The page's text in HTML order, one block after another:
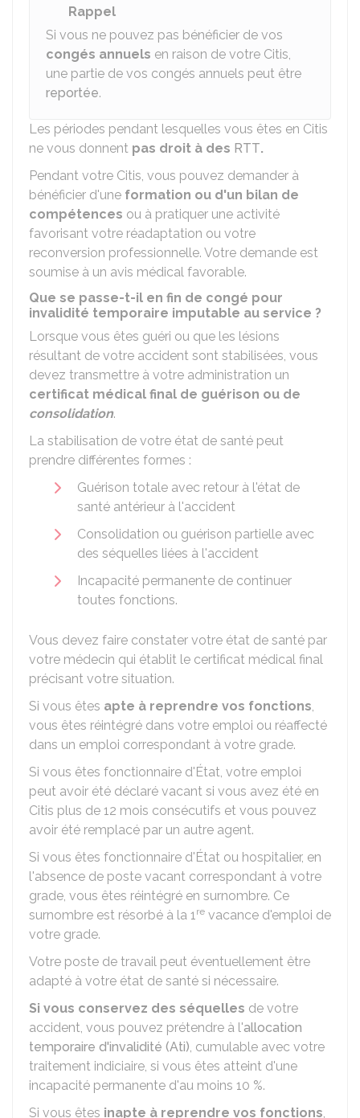
Rappel
Si vous ne pouvez pas bénéficier de vos
congés annuels en raison de votre Citis,
une partie de vos congés annuels peut être
reportée.
Les périodes pendant lesquelles vous êtes en Citis
ne vous donnent pas droit à des RTT.
Pendant votre Citis, vous pouvez demander à
bénéficier d'une formation ou d'un bilan de
compétences ou à pratiquer une activité
favorisant votre réadaptation ou votre
reconversion professionnelle. Votre demande est
soumise à un avis médical favorable.
Que se passe-t-il en fin de congé pour
invalidité temporaire imputable au service ?
Lorsque vous êtes guéri ou que les lésions
résultant de votre accident sont stabilisées, vous
devez transmettre à votre administration un
certificat médical final de guérison ou de
consolidation.
La stabilisation de votre état de santé peut
prendre différentes formes :
Guérison totale avec retour à l'état de
santé antérieur à l'accident
Consolidation ou guérison partielle avec
des séquelles liées à l'accident
Incapacité permanente de continuer
toutes fonctions.
Vous devez faire constater votre état de santé par
votre médecin qui établit le certificat médical final
précisant votre situation.
Si vous êtes apte à reprendre vos fonctions,
vous êtes réintégré dans votre emploi ou réaffecté
dans un emploi correspondant à votre grade.
Si vous êtes fonctionnaire d'État, votre emploi
peut avoir été déclaré vacant si vous avez été en
Citis plus de 12 mois consécutifs et vous pouvez
avoir été remplacé par un autre agent.
Si vous êtes fonctionnaire d'État ou hospitalier, en
l'absence de poste vacant correspondant à votre
grade, vous êtes réintégré en surnombre. Ce
surnombre est résorbé à la 1re vacance d'emploi de
votre grade.
Votre poste de travail peut éventuellement être
adapté à votre état de santé si nécessaire.
Si vous conservez des séquelles de votre
accident, vous pouvez prétendre à l'allocation
temporaire d'invalidité (Ati), cumulable avec votre
traitement indiciaire, si vous êtes atteint d'une
incapacité permanente d'au moins 10 %.
Si vous êtes inapte à reprendre vos fonctions,